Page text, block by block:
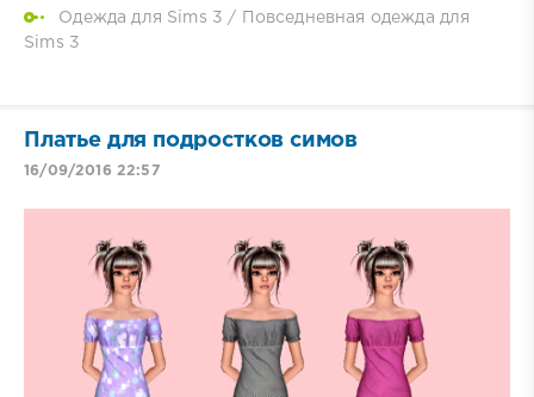
Одежда для Sims 3 /
Повседневная одежда для
Sims 3
Платье для подростков симов
16/09/2016 22:57